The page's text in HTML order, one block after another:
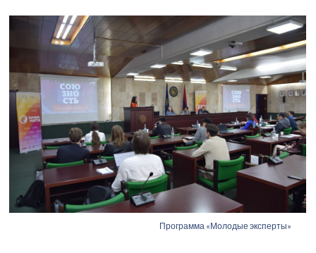
Программа «Молодые эксперты»